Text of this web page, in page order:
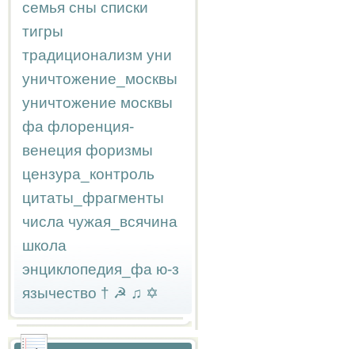
семья сны списки
тигры
традиционализм уни
уничтожение_москвы
уничтожение москвы
фа флоренция-
венеция форизмы
цензура_контроль
цитаты_фрагменты
числа чужая_всячина
школа
энциклопедия_фа ю-з
язычество † ☭ ♫ ✡